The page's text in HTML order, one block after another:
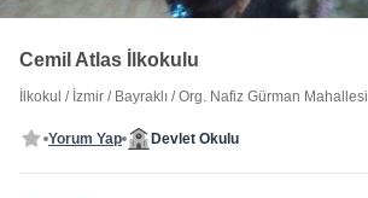
Cemil Atlas İlkokulu
İlkokul / İzmir / Bayraklı /Org. Nafiz Gürman Mahallesi
Yorum Yap Devlet Okulu